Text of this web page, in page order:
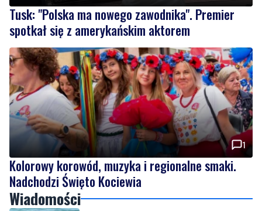
Tusk: "Polska ma nowego zawodnika". Premier
spotkał się z amerykańskim aktorem
1
Kolorowy korowód, muzyka i regionalne smaki.
Nadchodzi Święto Kociewia
Wiadomości